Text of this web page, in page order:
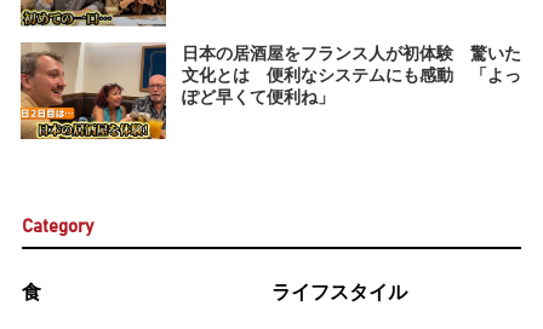
日本の居酒屋をフランス人が初体験 驚いた
文化とは 便利なシステムにも感動 「よっ
ぽど早くて便利ね」
Category
食 ライフスタイル